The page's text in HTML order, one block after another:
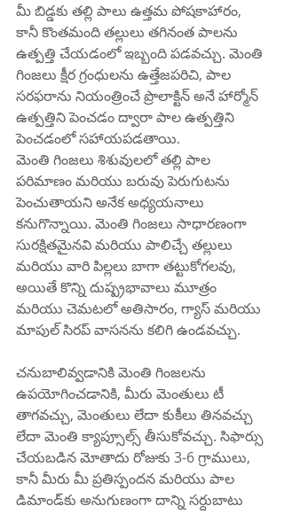
మీ బిడ్డకు తల్లి పాలు ఉత్తమ పోషకాహారం,
కానీ కొంతమంది తల్లులు తగినంత పాలను
ఉత్పత్తి చేయడంలో ఇబ్బంది పడవచ్చు. మెంతి
గింజలు క్షీర గ్రంధులను ఉత్తేజపరిచి, పాల
సరఫరాను నియంత్రించే ప్రొలాక్టిన్ అనే హార్మోన్
ఉత్పత్తిని పెంచడం ద్వారా పాల ఉత్పత్తిని
పెంచడంలో సహాయపడతాయి.
మెంతి గింజలు శిశువులలో తల్లి పాల
పరిమాణం మరియు బరువు పెరుగుటను
పెంచుతాయని అనేక అధ్యయనాలు
కనుగొన్నాయి. మెంతి గింజలు సాధారణంగా
సురక్షితమైనవి మరియు పాలిచ్చే తల్లులు
మరియు వారి పిల్లలు బాగా తట్టుకోగలవు,
అయితే కొన్ని దుష్ప్రభావాలు మూత్రం
మరియు చెమటలో అతిసారం, గ్యాస్ మరియు
మాపుల్ సిరప్ వాసనను కలిగి ఉండవచ్చు.
చనుబాలివ్వడానికి మెంతి గింజలను
ఉపయోగించడానికి, మీరు మెంతులు టీ
తాగవచ్చు, మెంతులు లేదా కుకీలు తినవచ్చు
లేదా మెంతి క్యాప్సూల్స్ తీసుకోవచ్చు. సిఫార్సు
చేయబడిన మోతాదు రోజుకు 3-6 గ్రాములు,
కానీ మీరు మీ ప్రతిస్పందన మరియు పాల
డిమాండ్‌కు అనుగుణంగా దాన్ని సర్దుబాటు